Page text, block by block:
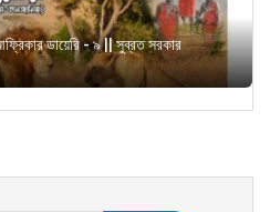
ডায়েরি - ৯ || সুব্রত সরকার